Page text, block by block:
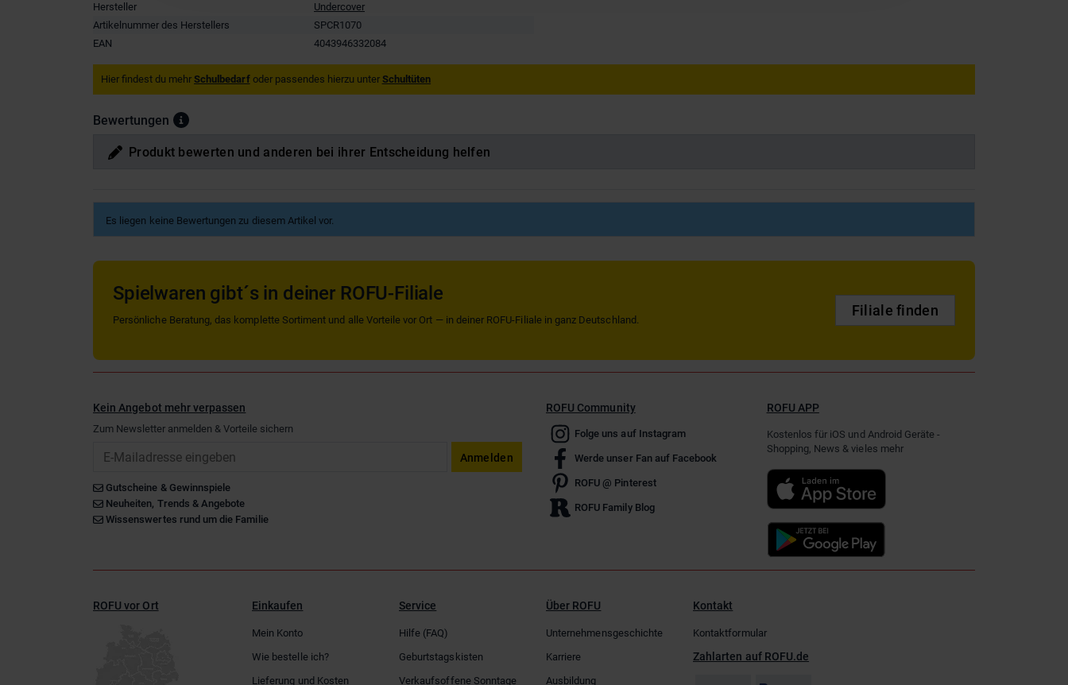
Hersteller
Undercover
Artikelnummer des Herstellers
SPCR1070
EAN
4043946332084
Hier findest du mehr Schulbedarfoder passendes hierzu unter Schultüten
Bewertungen
Produkt bewerten und anderen bei ihrer Entscheidung helfen
Es liegen keine Bewertungen zu diesem Artikel vor.
Spielwaren gibt´s in deiner ROFU-Filiale
Persönliche Beratung, das komplette Sortiment und alle Vorteile vor Ort — in deiner ROFU-Filiale in ganz Deutschland.
Filiale finden
Kein Angebot mehr verpassen
Zum Newsletter anmelden & Vorteile sichern
Anmelden
Gutscheine & Gewinnspiele
Neuheiten, Trends & Angebote
Wissenswertes rund um die Familie
ROFU Community
Folge uns auf Instagram
Werde unser Fan auf Facebook
ROFU @ Pinterest
ROFU Family Blog
ROFU APP
Kostenlos für iOS und Android Geräte -
Shopping, News & vieles mehr
ROFU vor Ort Einkaufen
Mein Konto
Wie bestelle ich?
Lieferung und Kosten
Service
Hilfe (FAQ)
Geburtstagskisten
Verkaufsoffene Sonntage
Über ROFU
Unternehmensgeschichte
Karriere
Ausbildung
Kontakt
Kontaktformular
Zahlarten auf ROFU.de